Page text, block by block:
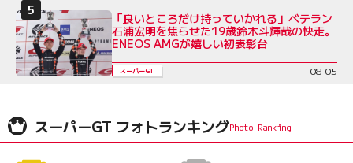
「良いところだけ持っていかれる」ベテラン
石浦宏明を焦らせた19歳鈴木斗輝哉の快走。
ENEOS AMGが嬉しい初表彰台
スーパーGT 08-05
スーパーGT フォトランキング